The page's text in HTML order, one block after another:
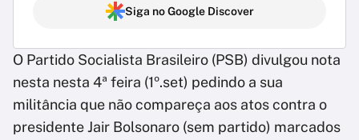
Siga no Google Discover
O Partido Socialista Brasileiro (PSB) divulgou nota
nesta nesta 4ª feira (1º.set) pedindo a sua
militância que não compareça aos atos contra o
presidente Jair Bolsonaro (sem partido) marcados